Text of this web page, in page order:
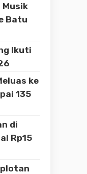
Batu
Ikuti
ke
135
di
Rp15